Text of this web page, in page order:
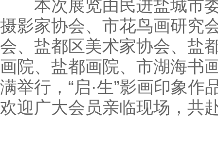
本次展览由民进盐城市委
摄影家协会、市花鸟画研究
会、盐都区美术家协会、盐
画院、盐都画院、市湖海书
满举行，“启·生”影画印象
欢迎广大会员亲临现场，共